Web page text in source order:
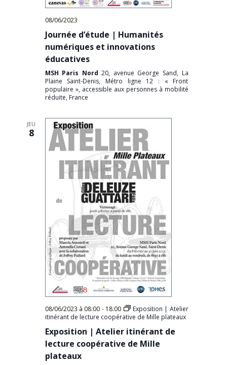
08/06/2023
Journée d’étude | Humanités
numériques et innovations
éducatives
MSH Paris Nord20, avenue George Sand, La
Plaine Saint-Denis, Métro ligne 12 : « Front
populaire », accessible aux personnes à mobilité
réduite, France
JEU
8
08/06/2023 à 08:00 - 18:00
Exposition | Atelier
itinérant de lecture coopérative de Mille plateaux
Exposition | Atelier itinérant de
lecture coopérative de Mille
plateaux